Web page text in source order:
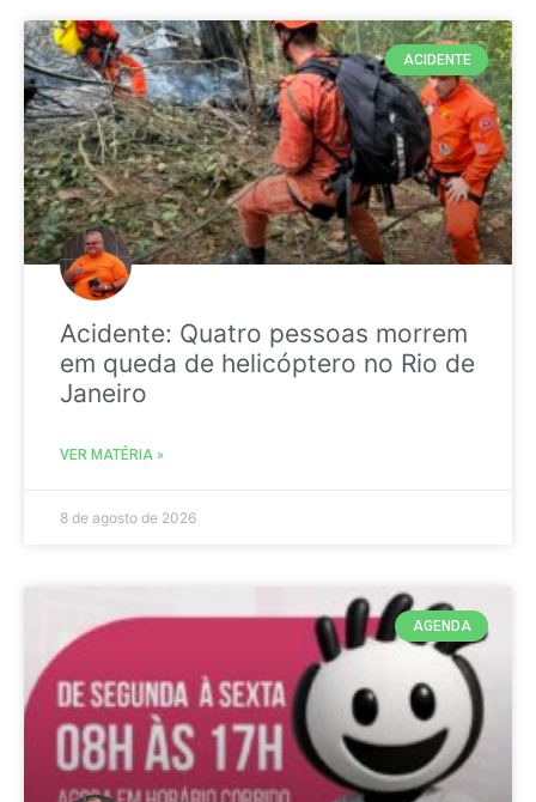
ACIDENTE
Acidente: Quatro pessoas morrem
em queda de helicóptero no Rio de
Janeiro
VER MATÉRIA »
8 de agosto de 2026
AGENDA